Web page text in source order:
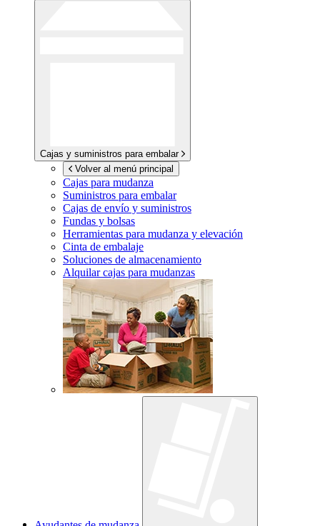
Cajas y suministros para embalar
Volver al menú principal
Cajas para mudanza
Suministros para embalar
Cajas de envío y suministros
Fundas y bolsas
Herramientas para mudanza y elevación
Cinta de embalaje
Soluciones de almacenamiento
Alquilar cajas para mudanzas